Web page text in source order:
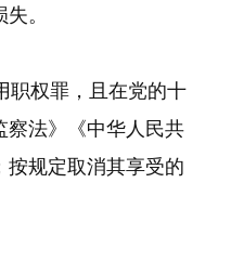
。
职权罪 ，且在党的十
察法》《中华人民共
规定取消其享受的